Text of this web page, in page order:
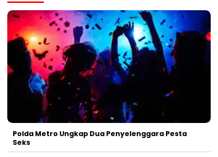
Polda Metro Ungkap Dua Penyelenggara Pesta
Seks